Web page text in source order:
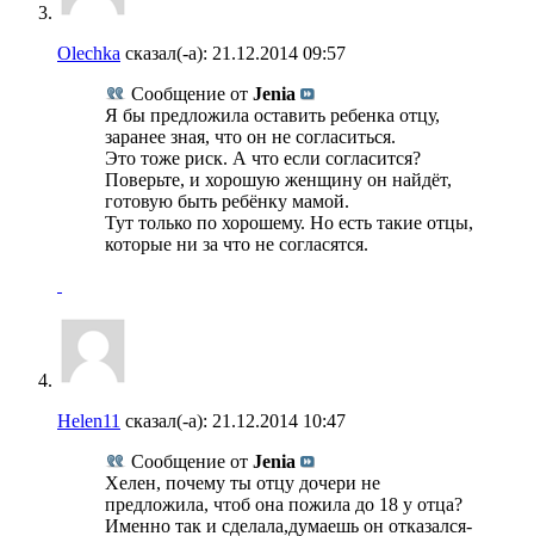
Olechka сказал(-а): 21.12.2014 09:57
Сообщение от Jenia
Я бы предложила оставить ребенка отцу,
заранее зная, что он не согласиться.
Это тоже риск. А что если согласится?
Поверьте, и хорошую женщину он найдёт,
готовую быть ребёнку мамой.
Тут только по хорошему. Но есть такие отцы,
которые ни за что не согласятся.
Helen11 сказал(-а): 21.12.2014 10:47
Сообщение от Jenia
Хелен, почему ты отцу дочери не
предложила, чтоб она пожила до 18 у отца?
Именно так и сделала,думаешь он отказался-